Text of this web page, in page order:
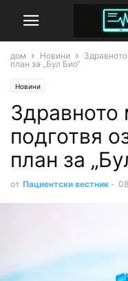
дом Новини
план за „Бул Био“
Новини
Здравното
подготвя
план за
от Пациентски вестник -